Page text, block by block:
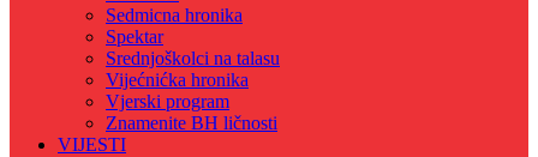
Sedmicna hronika
Spektar
Srednjoškolci na talasu
Vijećnićka hronika
Vjerski program
Znamenite BH ličnosti
VIJESTI